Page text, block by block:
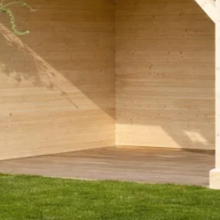
onze opbouwservice dit voor je verzorgen.
stevige ondergrond zodat de constructie niet kan verzakken.
van te voren contact met je gemeente op te nemen en dit te
Onbehandeld
11 x 11 cm
Out of stock